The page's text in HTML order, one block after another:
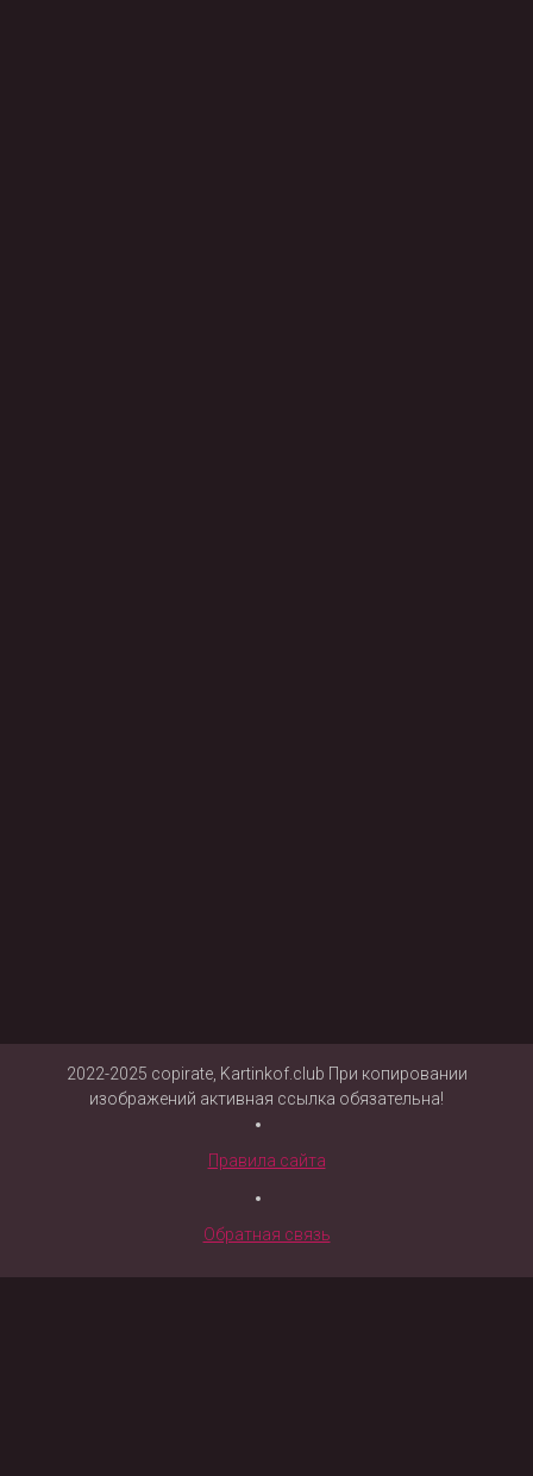
2022-2025 copirate, Kartinkof.club При копировании
изображений активная ссылка обязательна!
Правила сайта
Обратная связь